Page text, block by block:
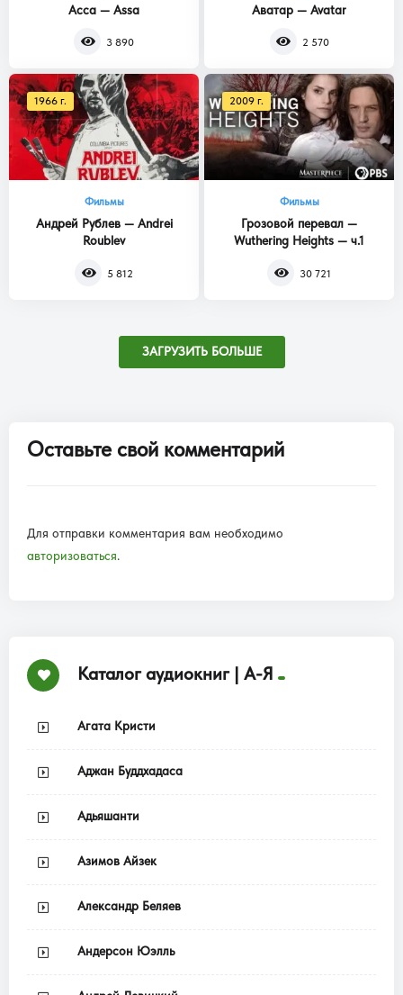
Асса — Assa
3 890
Аватар — Avatar
2 570
1966 г.
Фильмы
Андрей Рублев — Andrei
Roublev
5 812
2009 г.
Фильмы
Грозовой перевал —
Wuthering Heights — ч.1
30 721
ЗАГРУЗИТЬ БОЛЬШЕ
Оставьте свой комментарий
Для отправки комментария вам необходимо
авторизоваться.
Каталог аудиокниг | А-Я
Агата Кристи
Аджан Буддхадаса
Адьяшанти
Азимов Айзек
Александр Беляев
Андерсон Юэлль